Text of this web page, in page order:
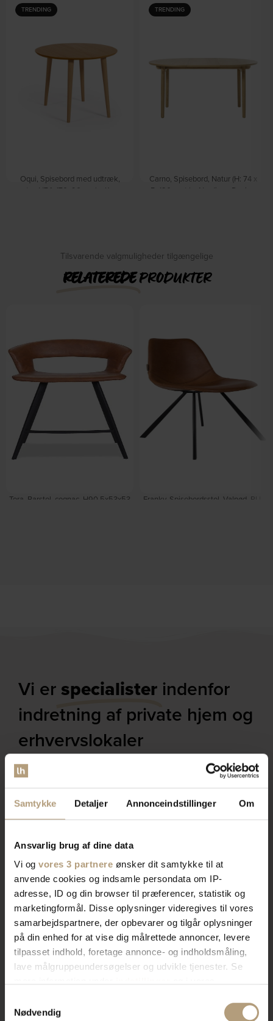
Samtykke Detaljer Annonceindstillinger Om
Ansvarlig brug af dine data
Vi og vores 3 partnere ønsker dit samtykke til at
anvende cookies og indsamle persondata om IP-
adresse, ID og din browser til præferencer, statistik og
marketingformål. Disse oplysninger videregives til vores
samarbejdspartnere, der opbevarer og tilgår oplysninger
på din enhed for at vise dig målrettede annoncer, levere
tilpasset indhold, foretage annonce- og indholdsmåling,
lave målgruppeundersøgelser og udvikle tjenester. Se
tilbage eller ændre indstillinger fra vores
Nødvendig
TRENDING
Oqui, Spisebord med udtræk,
natur, H74x170x90 cm by Kave
TRENDING
Carno, Spisebord, Natur (H: 74 x
B: 120 cm.) by Nordique Design
Tilsvarende valgmuligheder tilgængelige
RELATEREDEPRODUKTER
Tora, Barstol, cognac, H90,5x53x53
Franky, Spisebordsstol, Valnød, PU-
Vi er specialister indenfor
indretning af private hjem og
erhvervslokaler​
Vores brede sortiment forvandler dit rum med stil og
funktionalitet. Find tidløst design, æstetik, eller
farverigt interiør. Vi har skænke, TV-borde, bordben,
og mere, der afspejler din stil. Vores produkter
kombinerer skønhed og praktik for et hjem der
Bliv kontaktet af en salgskonsulent